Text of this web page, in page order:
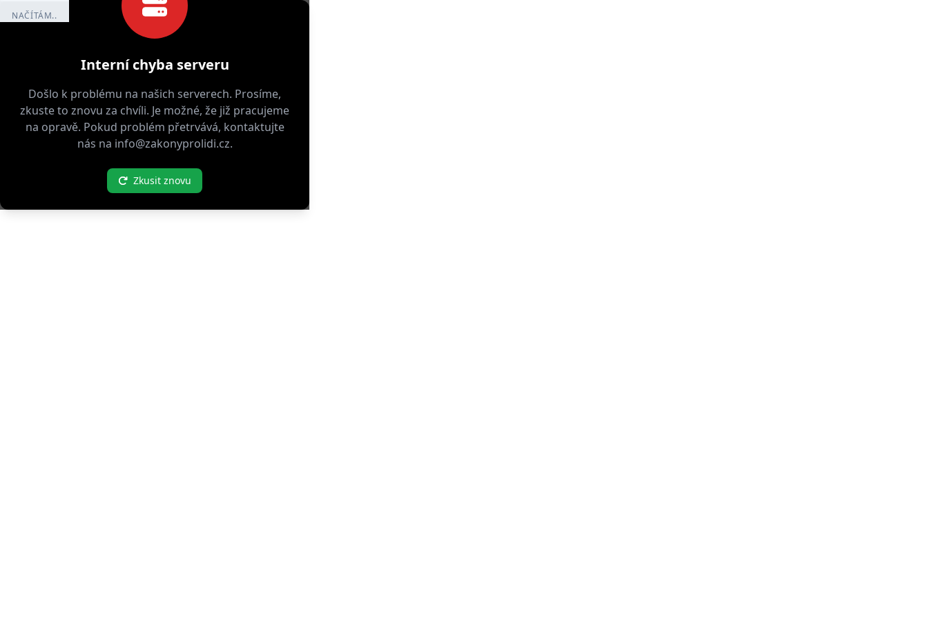
Interní chyba serveru
Došlo k problému na našich serverech. Prosíme,
zkuste to znovu za chvíli. Je možné, že již pracujeme
na opravě. Pokud problém přetrvává, kontaktujte
nás na info@zakonyprolidi.cz.
Zkusit znovu
NAČÍTÁM..